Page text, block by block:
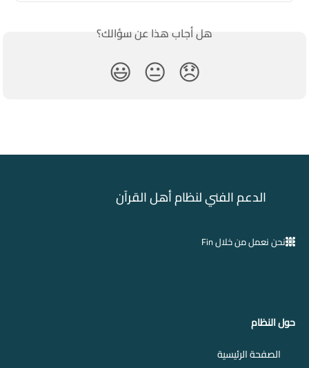
هل أجاب هذا عن سؤالك؟
😞
😐
😃
الدعم الفني لنظام أهل القرآن
نحن نعمل من خلال Fin
حول النظام
الصفحة الرئيسية